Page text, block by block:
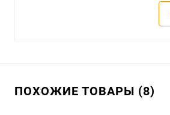
ПОХОЖИЕ ТОВАРЫ (8)